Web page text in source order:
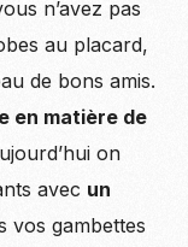
n’avez pas
au placard,
de bons amis.
en matière de
on
avec un
vos gambettes